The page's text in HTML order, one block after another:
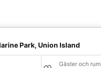
Park, Union Island
Gäster och rum